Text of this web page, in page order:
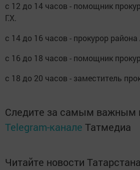
с 12 до 14 часов - помощник
Г.Х.
с 14 до 16 часов - прокурор
с 16 до 18 часов - помощник
с 18 до 20 часов - заместитель
Следите за самым важным
Telegram-канале Татмедиа
Читайте новости